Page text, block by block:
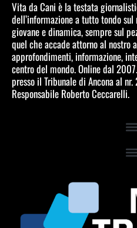
Vita da Cani è la testata
dell’informazione a tutto tondo
giovane e dinamica, sempre sul
quel che accade attorno al nostro
approfondimenti, informazione,
centro del mondo. Online dal
presso il Tribunale di Ancona al
Responsabile Roberto Ceccarelli.